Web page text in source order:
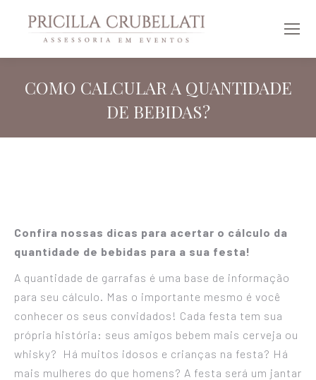
COMO CALCULAR A QUANTIDADE
DE BEBIDAS?
Confira nossas dicas para acertar o cálculo da
quantidade de bebidas para a sua festa!
A quantidade de garrafas é uma base de informação
para seu cálculo. Mas o importante mesmo é você
conhecer os seus convidados! Cada festa tem sua
própria história: seus amigos bebem mais cerveja ou
whisky? Há muitos idosos e crianças na festa? Há
mais mulheres do que homens? A festa será um jantar